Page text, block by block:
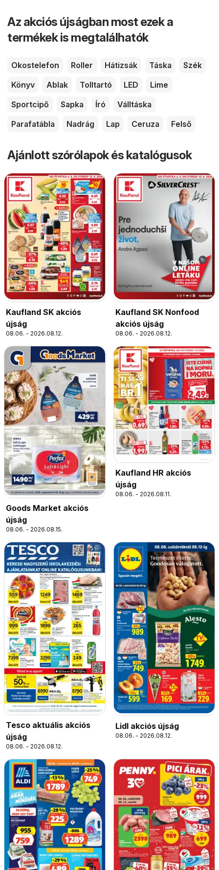
Az akciós újságban most ezek a
termékek is megtalálhatók
Okostelefon Roller Hátizsák Táska
Szék
Könyv
Ablak Tolltartó LED
Lime
Sportcipő
Sapka Író
Válltáska
Parafatábla
Nadrág Lap Ceruza Felső
Ajánlott szórólapok és katalógusok
Kaufland SK akciós
újság
08.06. - 2026.08.12.
Kaufland SK Nonfood
akciós újság
08.06. - 2026.08.12.
Goods Market akciós
újság
08.06. - 2026.08.15.
Kaufland HR akciós
újság
08.06. - 2026.08.11.
Tesco aktuális akciós
újság
08.06. - 2026.08.12.
Lidl akciós újság
08.06. - 2026.08.12.